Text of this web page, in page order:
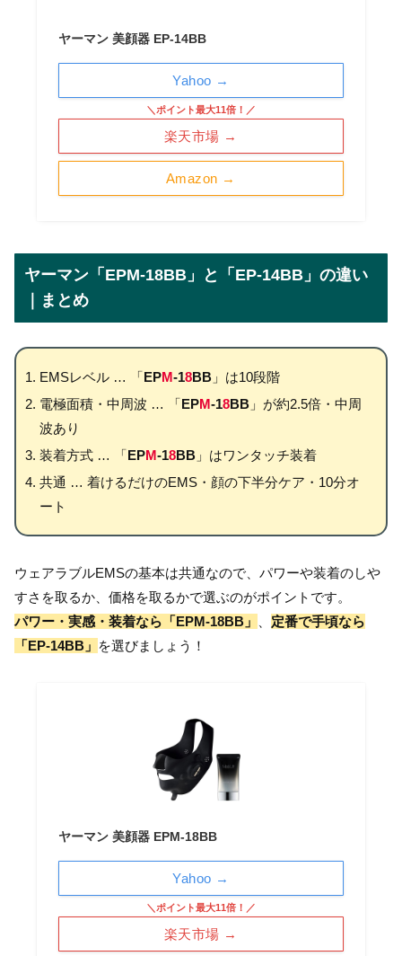
ヤーマン 美顔器 EP-14BB
Amazon →
＼ポイント最大11倍！／
楽天市場 →
Yahoo →
ヤーマン「EPM-18BB」と「EP-14BB」の違い
｜まとめ
EMSレベル … 「EPM-18BB」は10段階
電極面積・中周波 … 「EPM-18BB」が約2.5倍・中周
波あり
装着方式 … 「EPM-18BB」はワンタッチ装着
共通 … 着けるだけのEMS・顔の下半分ケア・10分オ
ート
ウェアラブルEMSの基本は共通なので、パワーや装着のしや
すさを取るか、価格を取るかで選ぶのがポイントです。
パワー・実感・装着なら「EPM-18BB」
定番で手頃なら
「EP-14BB」 を選びましょう！
ヤーマン 美顔器 EPM-18BB
＼ポイント最大11倍！／
楽天市場 →
Yahoo →